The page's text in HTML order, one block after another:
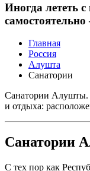
Иногда лететь
Главная
Россия
Алушта
Санатории
Санатории Алушты.
и отдыха:
Санатории
С тех пор как